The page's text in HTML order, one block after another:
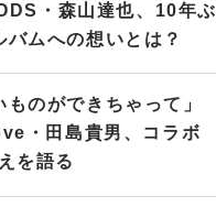
・森山達也、10年ぶ
バムへの想いとは？
ものができちゃって」
・田島貴男、コラボ
を語る